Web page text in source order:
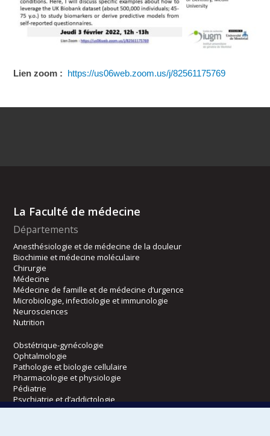
Lien zoom : https://us06web.zoom.us/j/82561175769
La Faculté de médecine
Départements
Anesthésiologie et de médecine de la douleur
Biochimie et médecine moléculaire
Chirurgie
Médecine
Médecine de famille et de médecine d’urgence
Microbiologie, infectiologie et immunologie
Neurosciences
Nutrition
Obstétrique-gynécologie
Ophtalmologie
Pathologie et biologie cellulaire
Pharmacologie et physiologie
Pédiatrie
Psychiatrie et d’addictologie
Radiologie, radio-oncologie et médecine nucléaire